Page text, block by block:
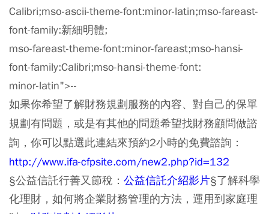
Calibri;mso-ascii-theme-font:minor-latin;mso-fareast-
font-family:新細明體;
mso-fareast-theme-font:minor-fareast;mso-hansi-
font-family:Calibri;mso-hansi-theme-font:
minor-latin">--
如果你希望了解財務規劃服務的內容、 對自己的保單
規劃有問題 ，或是有其他的問題希望找財務顧問做諮
詢 ， 你可以點選此連結來預約2小時的免費諮詢 ：
http://www.ifa-cfpsite.com/new2.php?id=132
§公益信託行善又節稅： 公益信託介紹影片§了解科學
化理財，如何將企業財務管理的方法，運用到家庭理